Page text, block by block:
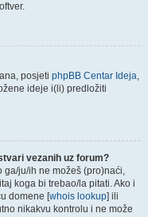
posjeti phpBB Centar Ideja,
ideje i(li) predložiti
vezanih uz forum?
ga/ju/ih ne možeš (pro)naći,
koga bi trebao/la pitati. Ako i
domene [whois lookup] ili
nikakvu kontrolu i ne može